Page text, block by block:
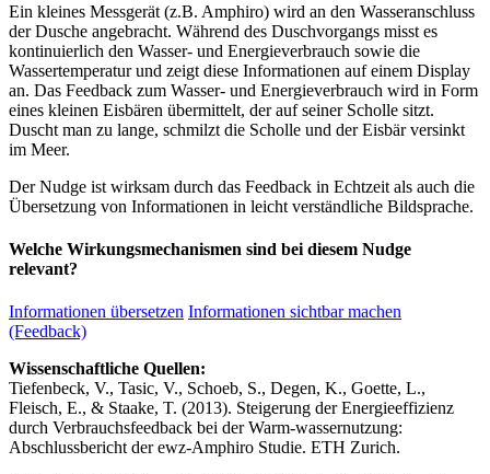
Ein kleines Messgerät (z.B. Amphiro) wird an den Wasseranschluss
der Dusche angebracht. Während des Duschvorgangs misst es
kontinuierlich den Wasser- und Energieverbrauch sowie die
Wassertemperatur und zeigt diese Informationen auf einem Display
an. Das Feedback zum Wasser- und Energieverbrauch wird in Form
eines kleinen Eisbären übermittelt, der auf seiner Scholle sitzt.
Duscht man zu lange, schmilzt die Scholle und der Eisbär versinkt
im Meer.
Der Nudge ist wirksam durch das Feedback in Echtzeit als auch die
Übersetzung von Informationen in leicht verständliche Bildsprache.
Welche Wirkungsmechanismen sind bei diesem Nudge
relevant?
Informationen übersetzen Informationen sichtbar machen
(Feedback)
Wissenschaftliche Quellen:
Tiefenbeck, V., Tasic, V., Schoeb, S., Degen, K., Goette, L.,
Fleisch, E., & Staake, T. (2013). Steigerung der Energieeffizienz
durch Verbrauchsfeedback bei der Warm-wassernutzung:
Abschlussbericht der ewz-Amphiro Studie. ETH Zurich.